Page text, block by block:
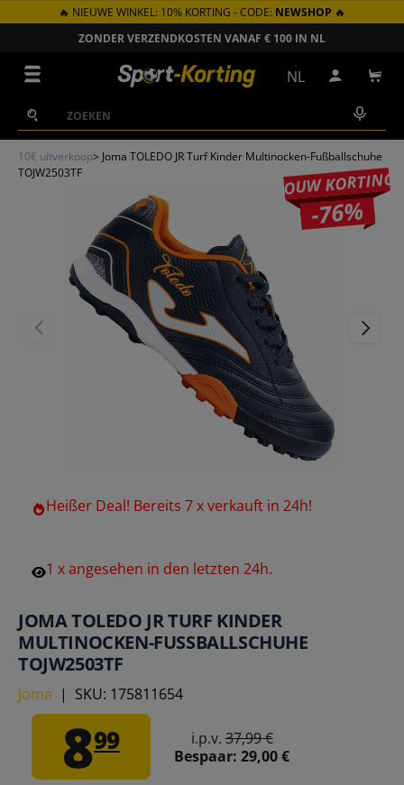
GA NAAR INHOUD
🔥 NIEUWE WINKEL: 10% KORTING - CODE: NEWSHOP 🔥
ZONDER VERZENDKOSTEN VANAF € 100 IN NL
Zoeken
Zoeken
NL Inloggen
10€ uitverkoop> Joma TOLEDO JR Turf Kinder Multinocken-Fußballschuhe
TOJW2503TF
JOUW KORTING
-76%
VORIGE
Heißer Deal! Bereits 7xverkauft in 24h!
1 xangesehen in den letzten 24h.
JOMA TOLEDO JR TURF KINDER
MULTINOCKEN-FUSSBALLSCHUHE T
OJW2503TF
Joma | SKU: 175811654
899 i.p.v.37,99 €
Bespaar: 29,00 €